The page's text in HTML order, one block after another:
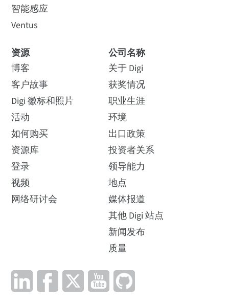
智能感应
Ventus
资源
博客
客户故事
Digi 徽标和照片
活动
如何购买
资源库
登录
视频
网络研讨会
公司名称
关于 Digi
获奖情况
职业生涯
环境
出口政策
投资者关系
领导能力
地点
媒体报道
其他 Digi 站点
新闻发布
质量